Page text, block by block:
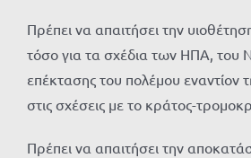
Πρέπει να απαιτήσει την
τόσο για τα σχέδια των ΗΠΑ, του
επέκτασης του πολέμου εναντίον
στις σχέσεις με το κράτος-
Πρέπει να απαιτήσει την